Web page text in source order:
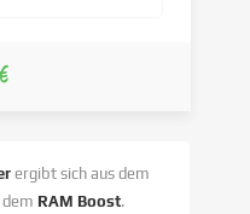
ergibt sich aus dem
dem RAM Boost.